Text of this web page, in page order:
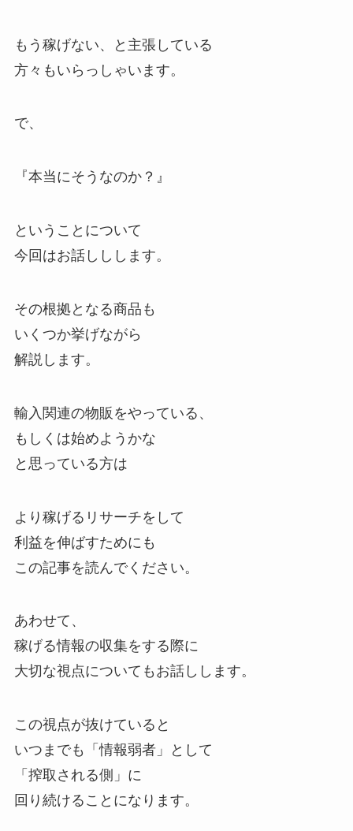
もう稼げない、と主張している
方々もいらっしゃいます。
で、
『本当にそうなのか？』
ということについて
今回はお話ししします。
その根拠となる商品も
いくつか挙げながら
解説します。
輸入関連の物販をやっている、
もしくは始めようかな
と思っている方は
より稼げるリサーチをして
利益を伸ばすためにも
この記事を読んでください。
あわせて、
稼げる情報の収集をする際に
大切な視点についてもお話しします。
この視点が抜けていると
いつまでも「情報弱者」として
「搾取される側」に
回り続けることになります。